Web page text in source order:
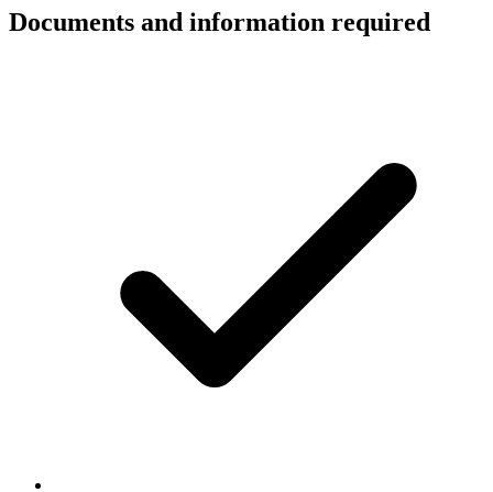
Documents and information required